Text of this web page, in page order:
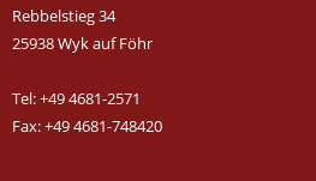
Rebbelstieg 34
25938 Wyk auf Föhr
Tel: +49 4681-2571
Fax: +49 4681-748420